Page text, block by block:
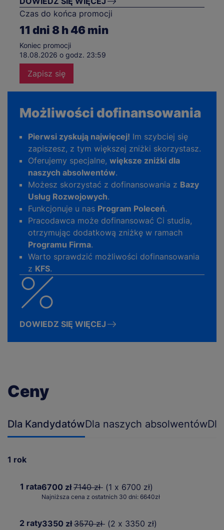
Czas do końca promocji
11 dni 8h 46 min
Koniec promocji
18.08.2026 o godz. 23:59
Zapisz się
Możliwości dofinansowania
Pierwsi zyskują najwięcej! Im szybciej się
zapiszesz, z tym większej zniżki skorzystasz.
Oferujemy specjalne, większe zniżki dla
naszych absolwentów.
Możesz skorzystać z dofinansowania z Bazy
Usług Rozwojowych.
Funkcjonuje u nas Program Poleceń.
Pracodawca może dofinansować Ci studia,
otrzymując dodatkową zniżkę w ramach
Programu Firma.
Warto sprawdzić możliwości dofinansowania
z KFS.
DOWIEDZ SIĘ WIĘCEJ
Ceny
Dla KandydatówDla naszych absolwentów
1 rok
1 rata6700 zł7140 zł (1 x 6700 zł)
Najniższa cena z ostatnich 30 dni: 6640zł
2 raty3350 zł3570 zł (2 x 3350 zł)